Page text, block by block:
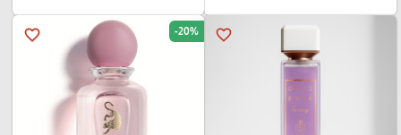
favorite_border
favorite_border -20%